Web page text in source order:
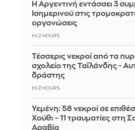
Η Αργεντινή εντάσσει 3
Ισημερινού στις
οργανώσεις
IN 2 HOURS
Τέσσερις νεκροί από τα
σχολείο της Ταϊλάνδης -
δράστης
IN 2 HOURS
Υεμένη: 58 νεκροί σε
Χούθι – 11 τραυματίες στη
Αραβία